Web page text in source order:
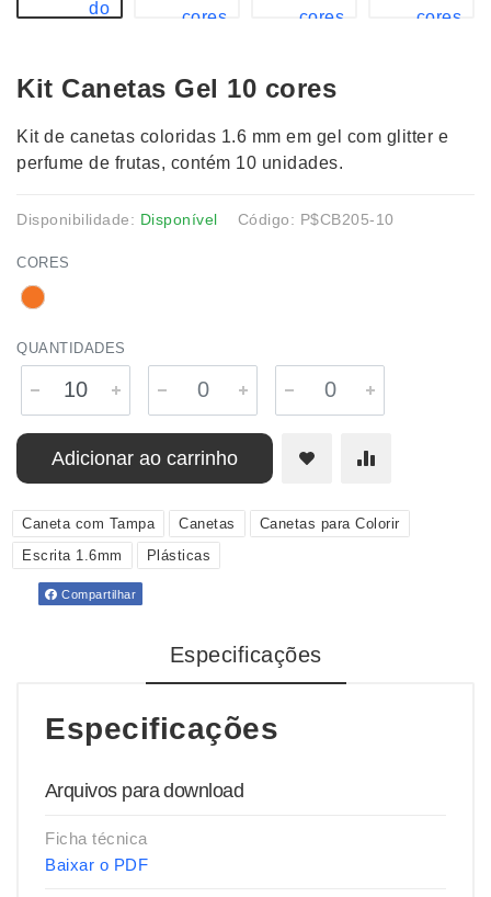
Kit Canetas Gel 10 cores
Kit de canetas coloridas 1.6 mm em gel com glitter e
perfume de frutas, contém 10 unidades.
Disponibilidade: Disponível Código: P$CB205-10
CORES
QUANTIDADES
Adicionar ao carrinho
Caneta com Tampa Canetas
Canetas para Colorir
Escrita 1.6mm
Plásticas
Compartilhar
Especificações
Especificações
Arquivos para download
Ficha técnica
Baixar o PDF